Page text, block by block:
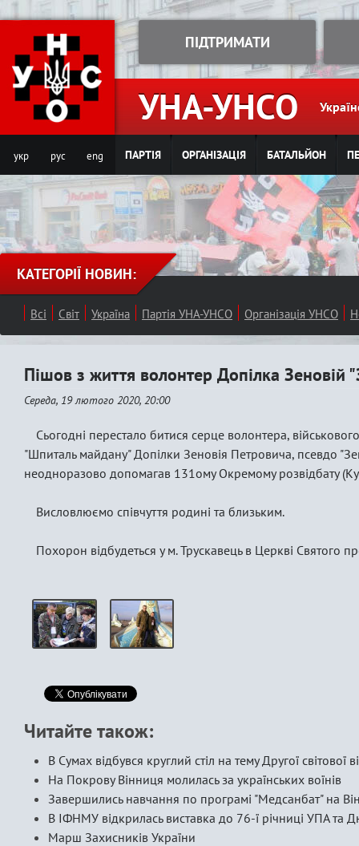
Jump to navigation
УНА-УНСО
ПІДТРИМАТИ
укр рус eng ПАРТІЯ ОРГАНІЗАЦІЯ БАТАЛЬЙОН
КАТЕГОРІЇ НОВИН:
Всі Світ Україна Партія УНА-УНСО Організація УНСО
Пішов з життя волонтер Допілка Зеновій
Середа, 19 лютого 2020, 20:00
Сьогодні перестало битися серце волонтера,
"Шпиталь майдану" Допілки Зеновія Петровича, псевдо
неодноразово допомагав 131ому Окремому розвідбату
Висловлюємо співчуття родині та близьким.
Похорон відбудеться у м. Трускавець в Церкві Святого
Читайте також:
В Сумах відбувся круглий стіл на тему Другої світової
На Покрову Вінниця молилась за українських воїнів
Завершились навчання по програмі "Медсанбат" на
В ІФНМУ відкрилась виставка до 76-ї річниці УПА та
Марш Захисників України